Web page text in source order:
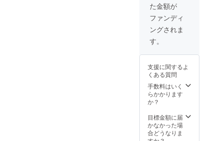
F 限定5
個（税
込・送
料込）
円 備考
載お願
いした
いこと
①購入
した理
のよう
なデザ
インが
好きか
た金額が
ファンディ
ングされま
す。
支援に関するよ
くある質問
手数料はいく
らかかります
か？
目標金額に届
かなかった場
合どうなりま